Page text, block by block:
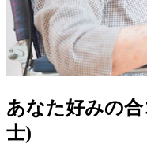
あなた好みの
士)